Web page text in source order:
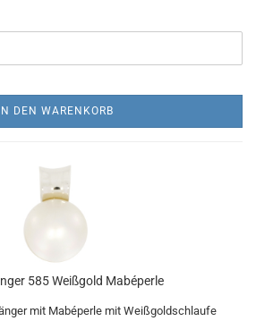
IN DEN WARENKORB
585 Weißgold Mabéperle
mit Mabéperle mit Weißgoldschlaufe